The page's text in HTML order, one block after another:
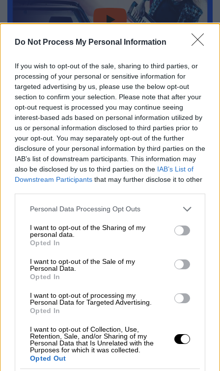
Do Not Process My Personal Information
If you wish to opt-out of the sale, sharing to third parties, or
processing of your personal or sensitive information for
targeted advertising by us, please use the below opt-out
section to confirm your selection. Please note that after your
opt-out request is processed you may continue seeing
interest-based ads based on personal information utilized by
us or personal information disclosed to third parties prior to
your opt-out. You may separately opt-out of the further
disclosure of your personal information by third parties on the
IAB’s list of downstream participants. This information may
also be disclosed by us to third parties on the IAB’s List of
Downstream Participants that may further disclose it to other
Please note that this website/app uses one or more Google
not limited to your visit or usage behaviour. You may click to
grant or deny consent to Google and its third-party tags to
use your data for below specified purposes in below Google
consent section.
Personal Data Processing Opt Outs
I want to opt-out of the Sharing of my
personal data.
Opted In
I want to opt-out of the Sale of my
Personal Data.
Opted In
I want to opt-out of processing my
Personal Data for Targeted Advertising.
Opted In
I want to opt-out of Collection, Use,
Retention, Sale, and/or Sharing of my
Personal Data that Is Unrelated with the
Purposes for which it was collected.
Opted Out
video
Στη συνέχεια, το κοινό απόλαυσε το σόου «
μουσική ενώνει γενιές» (Music Unites
Generations), με θέμα τη σχέση μεταξύ
διαφορετικών γενεών της Ουκρανίας και της
μουσικής που αγαπούν. Η εκπρόσωπος της
Ουκρανίας στη Eurovision 2014,Mariya
Yaremchuk, παρουσίασε μία μείξη γνωστών
τραγουδιών της χώρας της, σ' ένα μουσικό
ταξίδι στον χρόνο. Στο τέλος εμφανίστηκαν
μαζί με τη Mariya, οράπερ OTOY
Junior Eurovision 2022,Zlata Dzyunka.
you want to be», το οποίο τιμά το γεγονός
ότι η Eurovision είναι ανοιχτή σε όλους,
δίχως περιορισμούς.
Τρεις drag performers
μαζί με μία ομάδα χορευτών, παρουσίασαν
ένα εντυπωσιακό, ποπ σόου στη σκηνή του
Λίβερπουλ, που κέρδισε το θερμό
χειροκρότημα του κοινού.
Οι χώρες που πέρασαν στον τελικό